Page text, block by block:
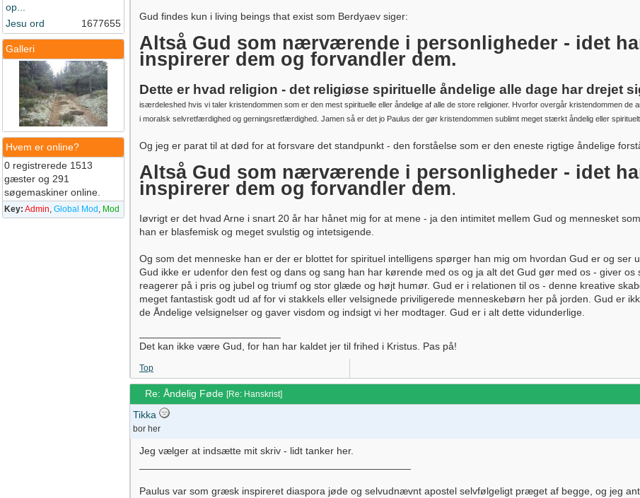
op...
Jesu ord 1677655
Galleri
Hvem er online?
0 registrerede 1513
gæster og 291
søgemaskiner online.
Key: Admin, Global Mod , Mod
Gud findes kun i living beings that exist som Berdyaev siger:
Altså Gud som nærværende i personligheder - idet
inspirerer dem og forvandler dem.
Dette er hvad religion - det religiøse spirituelle åndelige alle dage har drejet
isærdeleshed hvis vi taler kristendommen som er den mest spirituelle eller åndelige af alle de store religioner. Hvorfor overgår kristendommen de
i moralsk selvretfærdighed og gerningsretfærdighed. Jamen så er det jo Paulus der gør kristendommen sublimt meget stærkt åndelig eller
Og jeg er parat til at død for at forsvare det standpunkt - den forståelse som er den eneste rigtige åndelige
Altså Gud som nærværende i personligheder - idet
inspirerer dem og forvandler dem.
Iøvrigt er det hvad Arne i snart 20 år har hånet mig for at mene - ja den intimitet mellem Gud og mennesket
han er blasfemisk og meget svulstig og intetsigende.
Og som det menneske han er der er blottet for spirituel intelligens spørger han mig om hvordan Gud er og ser
Gud ikke er udenfor den fest og dans og sang han har kørende med os og ja alt det Gud gør med os - giver
reagerer på i pris og jubel og triumf og stor glæde og højt humør. Gud er i relationen til os - denne kreative
meget fantastisk godt ud af for vi stakkels eller velsignede priviligerede menneskebørn her på jorden. Gud er
de Åndelige velsignelser og gaver visdom og indsigt vi her modtager. Gud er i alt dette vidunderlige.
Det kan ikke være Gud, for han har kaldet jer til frihed i Kristus. Pas på!
Top
Re: Åndelig Føde [Re: Hanskrist]
Tikka
bor her
Jeg vælger at indsætte mit skriv - lidt tanker her.
Paulus var som græsk inspireret diaspora jøde og selvudnævnt apostel selvfølgeligt præget af begge, og jeg